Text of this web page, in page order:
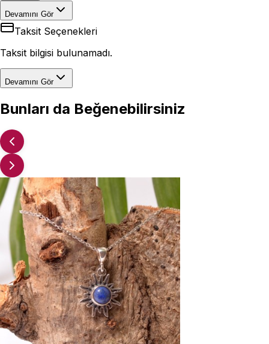
Devamını Gör
Taksit Seçenekleri
Taksit bilgisi bulunamadı.
Devamını Gör
Bunları da Beğenebilirsiniz